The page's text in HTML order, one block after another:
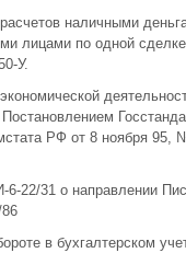
наличными
лицами по одной
У.
РФ от 8 ноября 95,
22/31 о направлении
в бухгалтерском